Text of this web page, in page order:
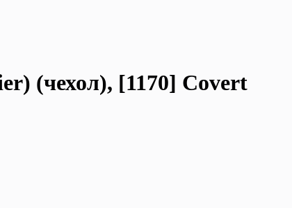
(чехол), [1170] Covert